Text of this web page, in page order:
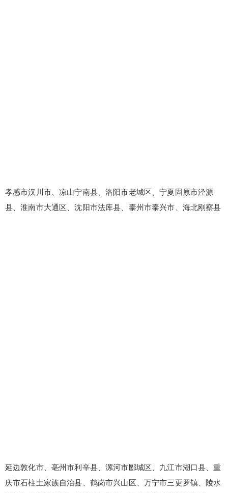
孝感市汉川市、凉山宁南县、洛阳市老城区、宁夏固原市泾源
县、淮南市大通区、沈阳市法库县、泰州市泰兴市、海北刚察县
延边敦化市、亳州市利辛县、漯河市郾城区、九江市湖口县、重
庆市石柱土家族自治县、鹤岗市兴山区、万宁市三更罗镇、陵水